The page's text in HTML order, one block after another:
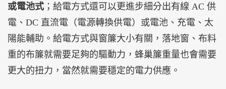
或電池式 ；給電方式還可以更進步細分出有線 AC 供
電、DC 直流電（電源轉換供電）或電池、充電、太
陽能輔助。給電方式與窗簾大小有關，落地窗、布料
重的布簾就需要足夠的驅動力，蜂巢簾重量也會需要
更大的扭力，當然就需要穩定的電力供應。